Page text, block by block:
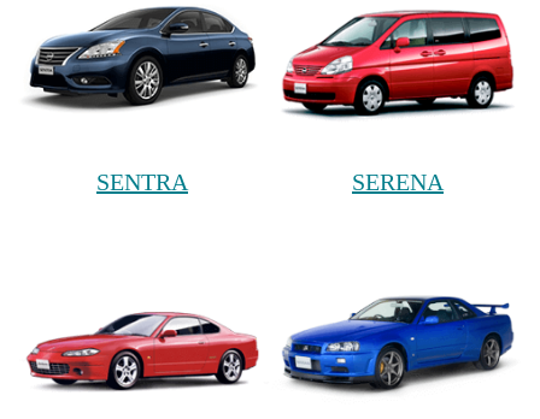
SENTRA SERENA